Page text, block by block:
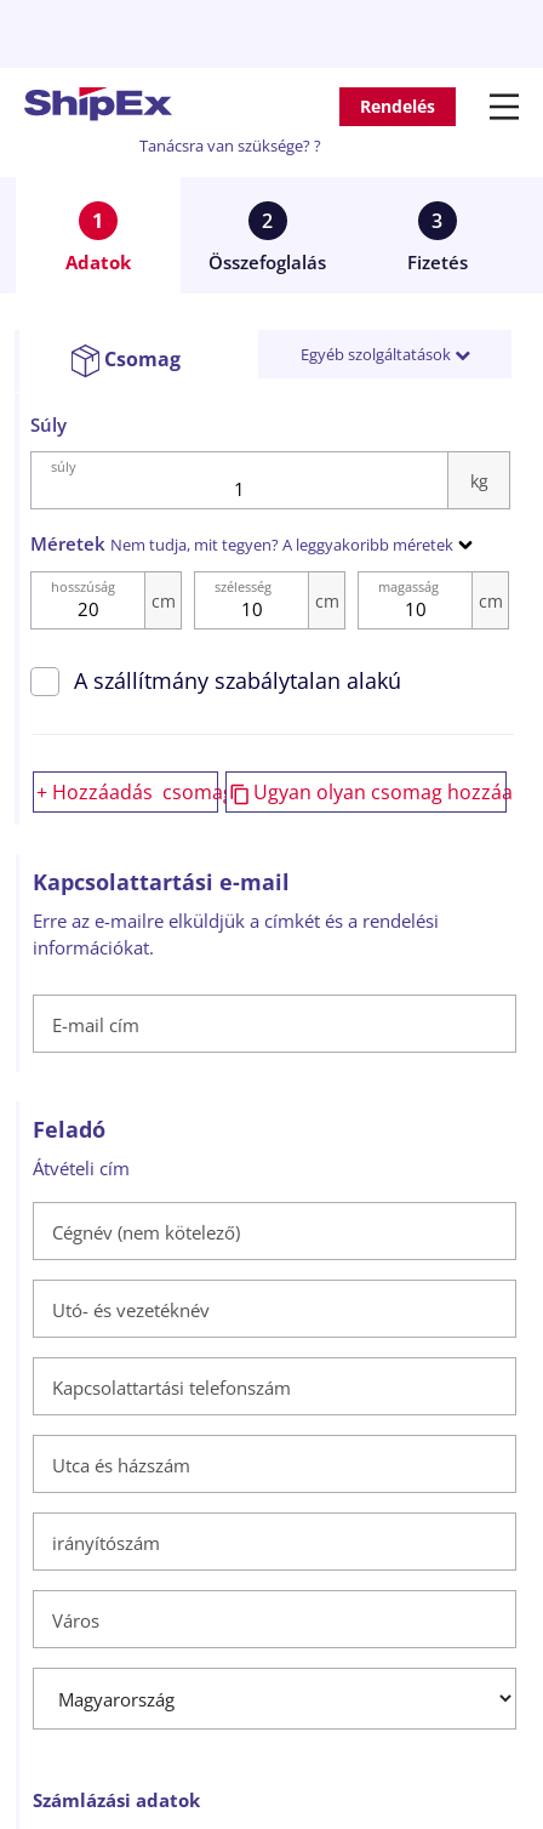
Rendelés
Tanácsra van szüksége??
1
Adatok
2
Összefoglalás
3
Fizetés
Csomag Egyéb szolgáltatások
Súly
súly
kg
Méretek Nem tudja, mit tegyen? A leggyakoribb méretek
hosszúság
cm
szélesség
cm
magasság
cm
A szállítmány szabálytalan alakú
+ Hozzáadás csomag Ugyan olyan csomag
Kapcsolattartási e-mail
Erre az e-mailre elküldjük a címkét és a rendelési
információkat.
E-mail cím
Feladó
Átvételi cím
Cégnév (nem kötelező)
Utó- és vezetéknév
Kapcsolattartási telefonszám
Utca és házszám
irányítószám
Város
Számlázási adatok